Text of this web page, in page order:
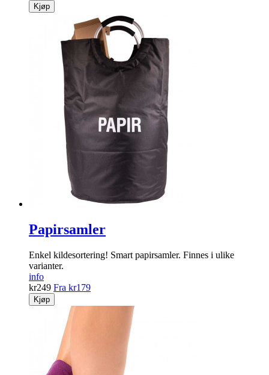
Kjøp
Papirsamler
Enkel kildesortering! Smart papirsamler. Finnes i ulike
varianter.
info
kr249 Fra kr179
Kjøp